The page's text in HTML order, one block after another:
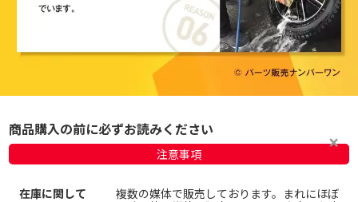
商品購入の前に必ずお読みください
注意事項
在庫に関して
複数の媒体で販売しております。まれにほぼ